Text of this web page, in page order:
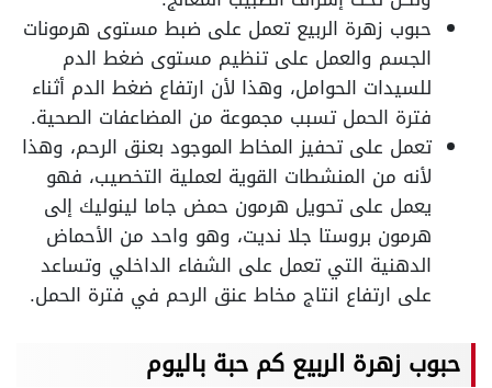
حبوب زهرة الربيع تعمل على ضبط مستوى هرمونات
الجسم والعمل على تنظيم مستوى ضغط الدم
للسيدات الحوامل، وهذا لأن ارتفاع ضغط الدم أثناء
فترة الحمل تسبب مجموعة من المضاعفات الصحية.
تعمل على تحفيز المخاط الموجود بعنق الرحم، وهذا
لأنه من المنشطات القوية لعملية التخصيب، فهو
يعمل على تحويل هرمون حمض جاما لينوليك إلى
هرمون بروستا جلا نديت، وهو واحد من الأحماض
الدهنية التي تعمل على الشفاء الداخلي وتساعد
على ارتفاع انتاج مخاط عنق الرحم في فترة الحمل.
حبوب زهرة الربيع كم حبة باليوم